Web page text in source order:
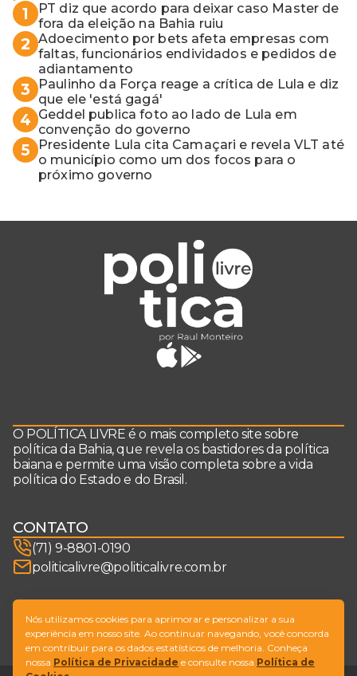
1
PT diz que acordo para deixar caso Master de
fora da eleição na Bahia ruiu
2 Adoecimento por bets afeta empresas com
faltas, funcionários endividados e pedidos de
adiantamento
3
Paulinho da Força reage a crítica de Lula e diz
que ele 'está gagá'
4 Geddel publica foto ao lado de Lula em
convenção do governo
5
Presidente Lula cita Camaçari e revela VLT até
o município como um dos focos para o
próximo governo
O POLÍTICA LIVRE é o mais completo site sobre
política da Bahia, que revela os bastidores da política
baiana e permite uma visão completa sobre a vida
política do Estado e do Brasil.
CONTATO
(71) 9-8801-0190
politicalivre@politicalivre.com.br
SIGA-NOS
Nós utilizamos cookies para aprimorar e personalizar a sua
experiência em nosso site. Ao continuar navegando, você concorda
em contribuir para os dados estatísticos de melhoria. Conheça
nossa Política de Privacidade e consulte nossa Política de